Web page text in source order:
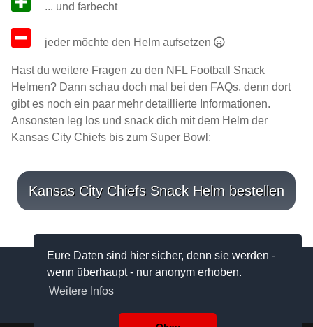
Eure Daten sind hier sicher, denn sie werden -
wenn überhaupt - nur anonym erhoben.
Weitere Infos
... und farbecht
jeder möchte den Helm aufsetzen
Hast du weitere Fragen zu den NFL Football Snack
Helmen? Dann schau doch mal bei den FAQs, denn dort
gibt es noch ein paar mehr detaillierte Informationen.
Ansonsten leg los und snack dich mit dem Helm der
Kansas City Chiefs bis zum Super Bowl:
Kansas City Chiefs Snack Helm bestellen
Copyright © FootballSnackHelme.de
Impressum und Angaben zum Datenschutz